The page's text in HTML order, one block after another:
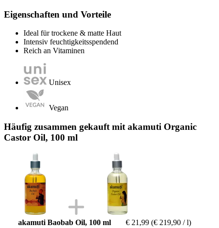
Eigenschaften und Vorteile
Ideal für trockene & matte Haut
Intensiv feuchtigkeitsspendend
Reich an Vitaminen
Unisex
Vegan
Häufig zusammen gekauft mit akamuti Organic
Castor Oil, 100 ml
akamuti Baobab Oil, 100 ml € 21,99 (€ 219,90 / l)